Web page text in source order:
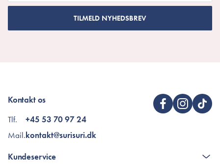
TILMELD NYHEDSBREV
Kontakt os
Tlf.
Mail.
+45 53 70 97 24
kontakt@surisuri.dk
Kundeservice